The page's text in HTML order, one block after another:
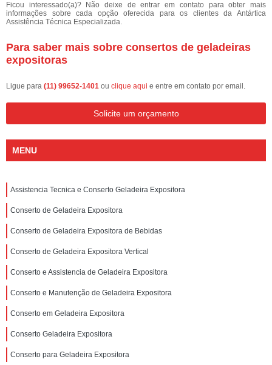
Ficou interessado(a)? Não deixe de entrar em contato para obter mais
informações sobre cada opção oferecida para os clientes da Antártica
Assistência Técnica Especializada.
Para saber mais sobre consertos de geladeiras
expositoras
Ligue para (11) 99652-1401 ou clique aqui e entre em contato por email.
Solicite um orçamento
MENU
Assistencia Tecnica e Conserto Geladeira Expositora
Conserto de Geladeira Expositora
Conserto de Geladeira Expositora de Bebidas
Conserto de Geladeira Expositora Vertical
Conserto e Assistencia de Geladeira Expositora
Conserto e Manutenção de Geladeira Expositora
Conserto em Geladeira Expositora
Conserto Geladeira Expositora
Conserto para Geladeira Expositora